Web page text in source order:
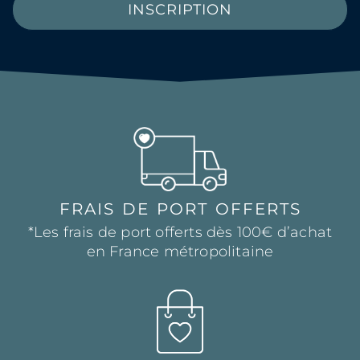
INSCRIPTION
FRAIS DE PORT OFFERTS
*Les frais de port offerts dès 100€ d’achat
en France métropolitaine